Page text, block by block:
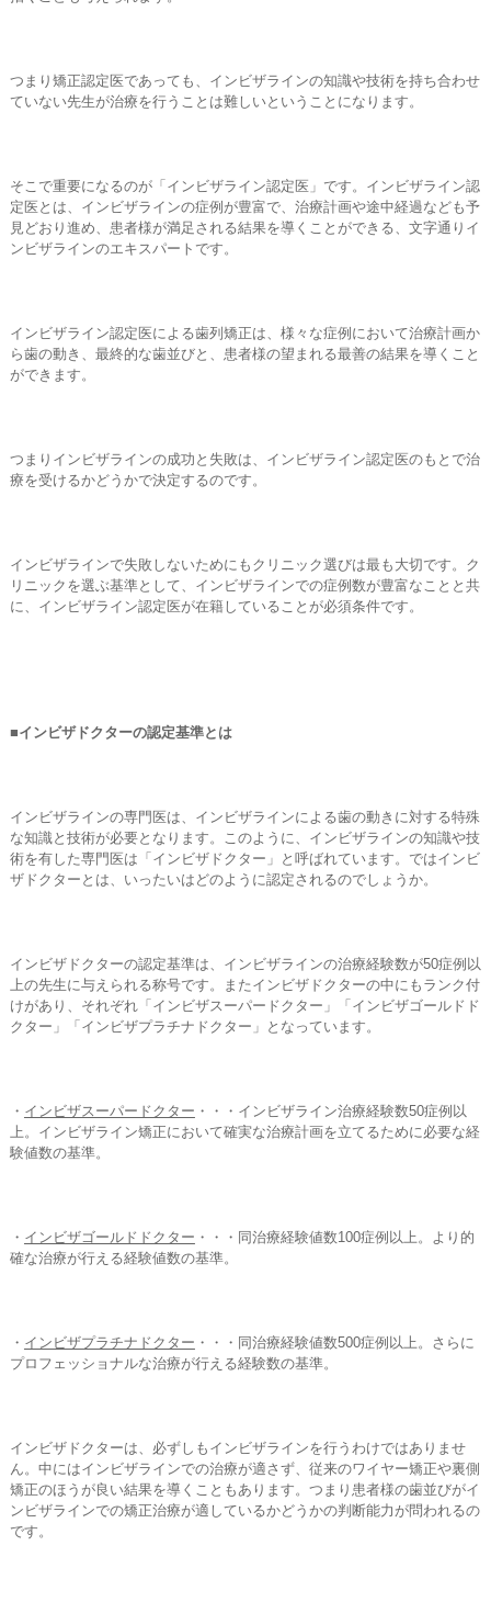
つまり矯正認定医であっても、インビザラインの知識や技術を持ち合わせ
ていない先生が治療を行うことは難しいということになります。
そこで重要になるのが「インビザライン認定医」です。インビザライン認
定医とは、インビザラインの症例が豊富で、治療計画や途中経過なども予
見どおり進め、患者様が満足される結果を導くことができる、文字通りイ
ンビザラインのエキスパートです。
インビザライン認定医による歯列矯正は、様々な症例において治療計画か
ら歯の動き、最終的な歯並びと、患者様の望まれる最善の結果を導くこと
ができます。
つまりインビザラインの成功と失敗は、インビザライン認定医のもとで治
療を受けるかどうかで決定するのです。
インビザラインで失敗しないためにもクリニック選びは最も大切です。ク
リニックを選ぶ基準として、インビザラインでの症例数が豊富なことと共
に、インビザライン認定医が在籍していることが必須条件です。
■インビザドクターの認定基準とは
インビザラインの専門医は、インビザラインによる歯の動きに対する特殊
な知識と技術が必要となります。このように、インビザラインの知識や技
術を有した専門医は「インビザドクター」と呼ばれています。ではインビ
ザドクターとは、いったいはどのように認定されるのでしょうか。
インビザドクターの認定基準は、インビザラインの治療経験数が50症例以
上の先生に与えられる称号です。またインビザドクターの中にもランク付
けがあり、それぞれ「インビザスーパードクター」「インビザゴールドド
クター」「インビザプラチナドクター」となっています。
・ インビザスーパードクター ・・・インビザライン治療経験数50症例以
上。インビザライン矯正において確実な治療計画を立てるために必要な経
験値数の基準。
・ インビザゴールドドクター ・・・同治療経験値数100症例以上。より的
確な治療が行える経験値数の基準。
・ インビザプラチナドクター ・・・同治療経験値数500症例以上。さらに
プロフェッショナルな治療が行える経験数の基準。
インビザドクターは、必ずしもインビザラインを行うわけではありませ
ん。中にはインビザラインでの治療が適さず、従来のワイヤー矯正や裏側
矯正のほうが良い結果を導くこともあります。つまり患者様の歯並びがイ
ンビザラインでの矯正治療が適しているかどうかの判断能力が問われるの
です。